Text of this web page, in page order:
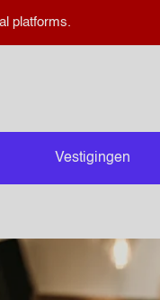
platforms.
Vestigingen